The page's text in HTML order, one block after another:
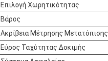
Επιλογή Χωρητικότητας
Βάρος
Ακρίβεια Μέτρησης Μετατόπισης
Εύρος Ταχύτητας Δοκιμής